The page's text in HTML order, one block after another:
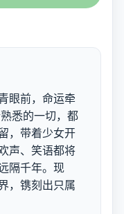
眼前，命运牵
悉的一切，都
，带着少女开
声、笑语都将
隔千年。现
，镌刻出只属